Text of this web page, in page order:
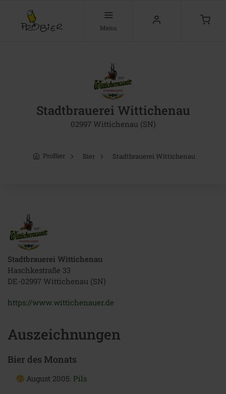
Menu
Stadtbrauerei Wittichenau
02997 Wittichenau (SN)
ProBier Bier Stadtbrauerei Wittichenau
Stadtbrauerei Wittichenau
Haschkestraße 33
DE-02997 Wittichenau (SN)
https://www.wittichenauer.de
Auszeichnungen
Bier des Monats
August 2005: Pils